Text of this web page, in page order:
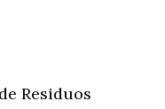
Residuos